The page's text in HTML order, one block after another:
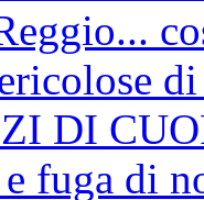
DI
fuga di